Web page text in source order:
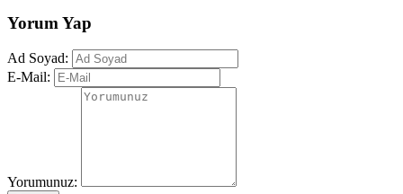
Yorum Yap
Ad Soyad:
E-Mail:
Yorumunuz: